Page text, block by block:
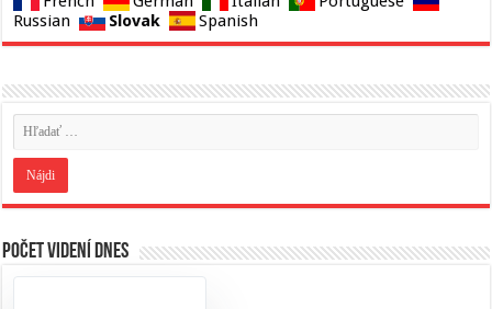
Russian
Slovak Spanish
Počet videní dnes